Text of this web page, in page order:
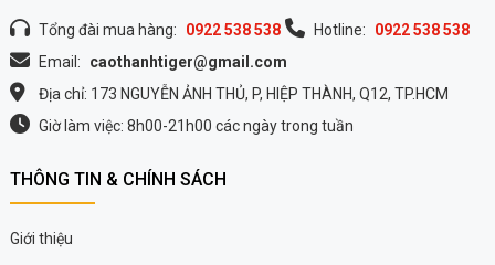
Tổng đài mua hàng: 0922 538 538 Hotline:
0922 538 538
Email:
caothanhtiger@gmail.com
Địa chỉ: 173 NGUYỄN ẢNH THỦ, P, HIỆP THÀNH, Q12, TP.HCM
Giờ làm việc: 8h00-21h00 các ngày trong tuần
THÔNG TIN & CHÍNH SÁCH
Giới thiệu